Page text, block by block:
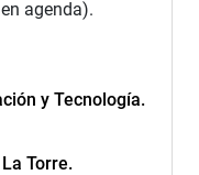
agenda).
y Tecnología.
Torre.